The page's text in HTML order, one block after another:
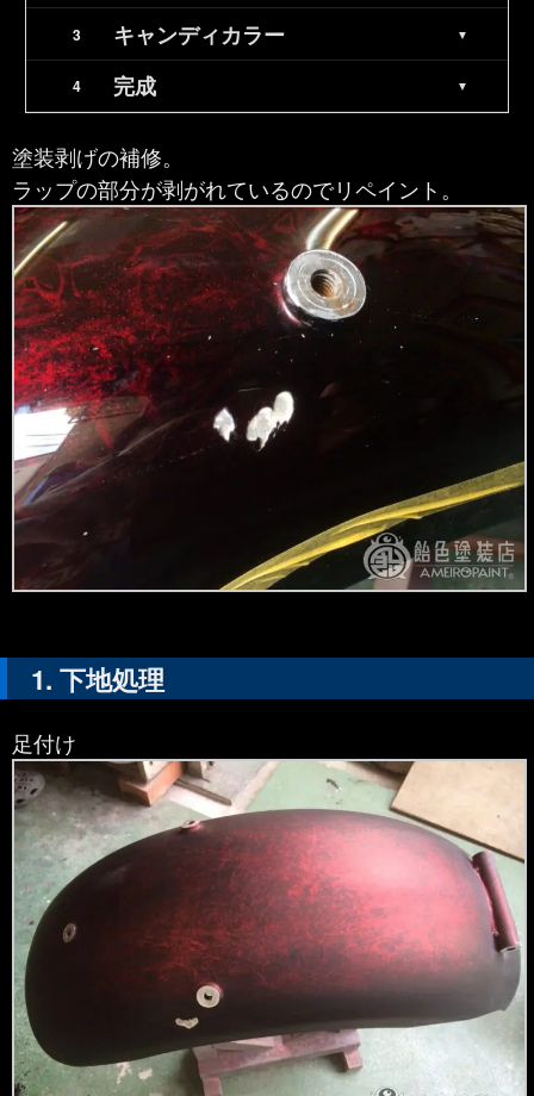
キャンディカラー
完成
塗装剥げの補修。
ラップの部分が剥がれているのでリペイント。
下地処理
足付け